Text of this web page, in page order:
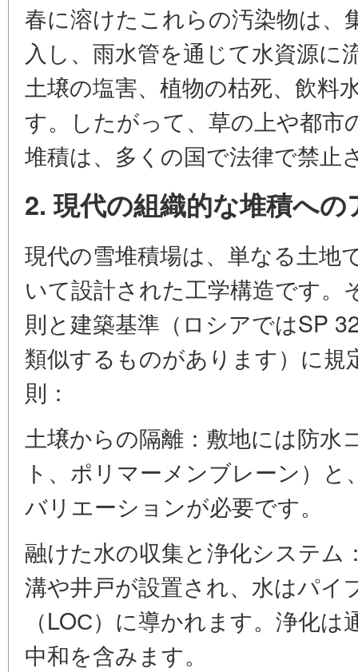
春に溶けたこれらの汚染物は、
入し、雨水管を通じて水資源に
土壌の塩害、植物の枯死、飲料
す。したがって、草の上や都市
堆積は、多くの国で法律で禁止
2. 現代の組織的な堆積へ
現代の雪堆積場は、単なる土地
いて設計された工学構造です。
則と建築基準（ロシアではSP
類似するものがあります）に
則：
土壌からの隔離：敷地には防水
ト、ポリマーメンブレーン）
バリエーションが必要です。
融けた水の収集と浄化システム
溝や井戸が設置され、水はパイ
（LOС）に導かれます。浄化
中和を含みます。